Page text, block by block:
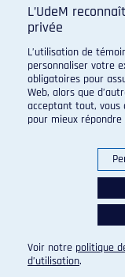
© 2026 Carabins
L’UdeM
privée
L’utilisation de
personnaliser votre
obligatoires pour
Web, alors que
acceptant tout, vous
pour mieux répondre
Voir notre politique
d’utilisation.